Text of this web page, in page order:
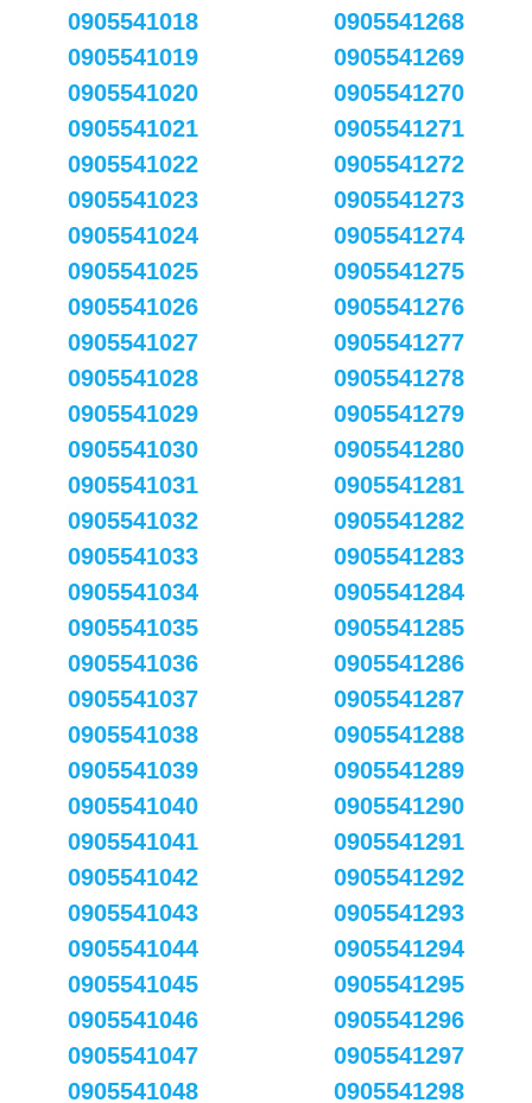
0905541018
0905541019
0905541020
0905541021
0905541022
0905541023
0905541024
0905541025
0905541026
0905541027
0905541028
0905541029
0905541030
0905541031
0905541032
0905541033
0905541034
0905541035
0905541036
0905541037
0905541038
0905541039
0905541040
0905541041
0905541042
0905541043
0905541044
0905541045
0905541046
0905541047
0905541048
0905541268
0905541269
0905541270
0905541271
0905541272
0905541273
0905541274
0905541275
0905541276
0905541277
0905541278
0905541279
0905541280
0905541281
0905541282
0905541283
0905541284
0905541285
0905541286
0905541287
0905541288
0905541289
0905541290
0905541291
0905541292
0905541293
0905541294
0905541295
0905541296
0905541297
0905541298